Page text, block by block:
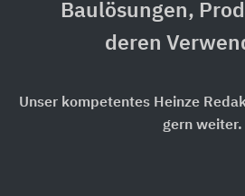
Baulösungen,
deren
Unser kompetentes Heinze
gern weiter.